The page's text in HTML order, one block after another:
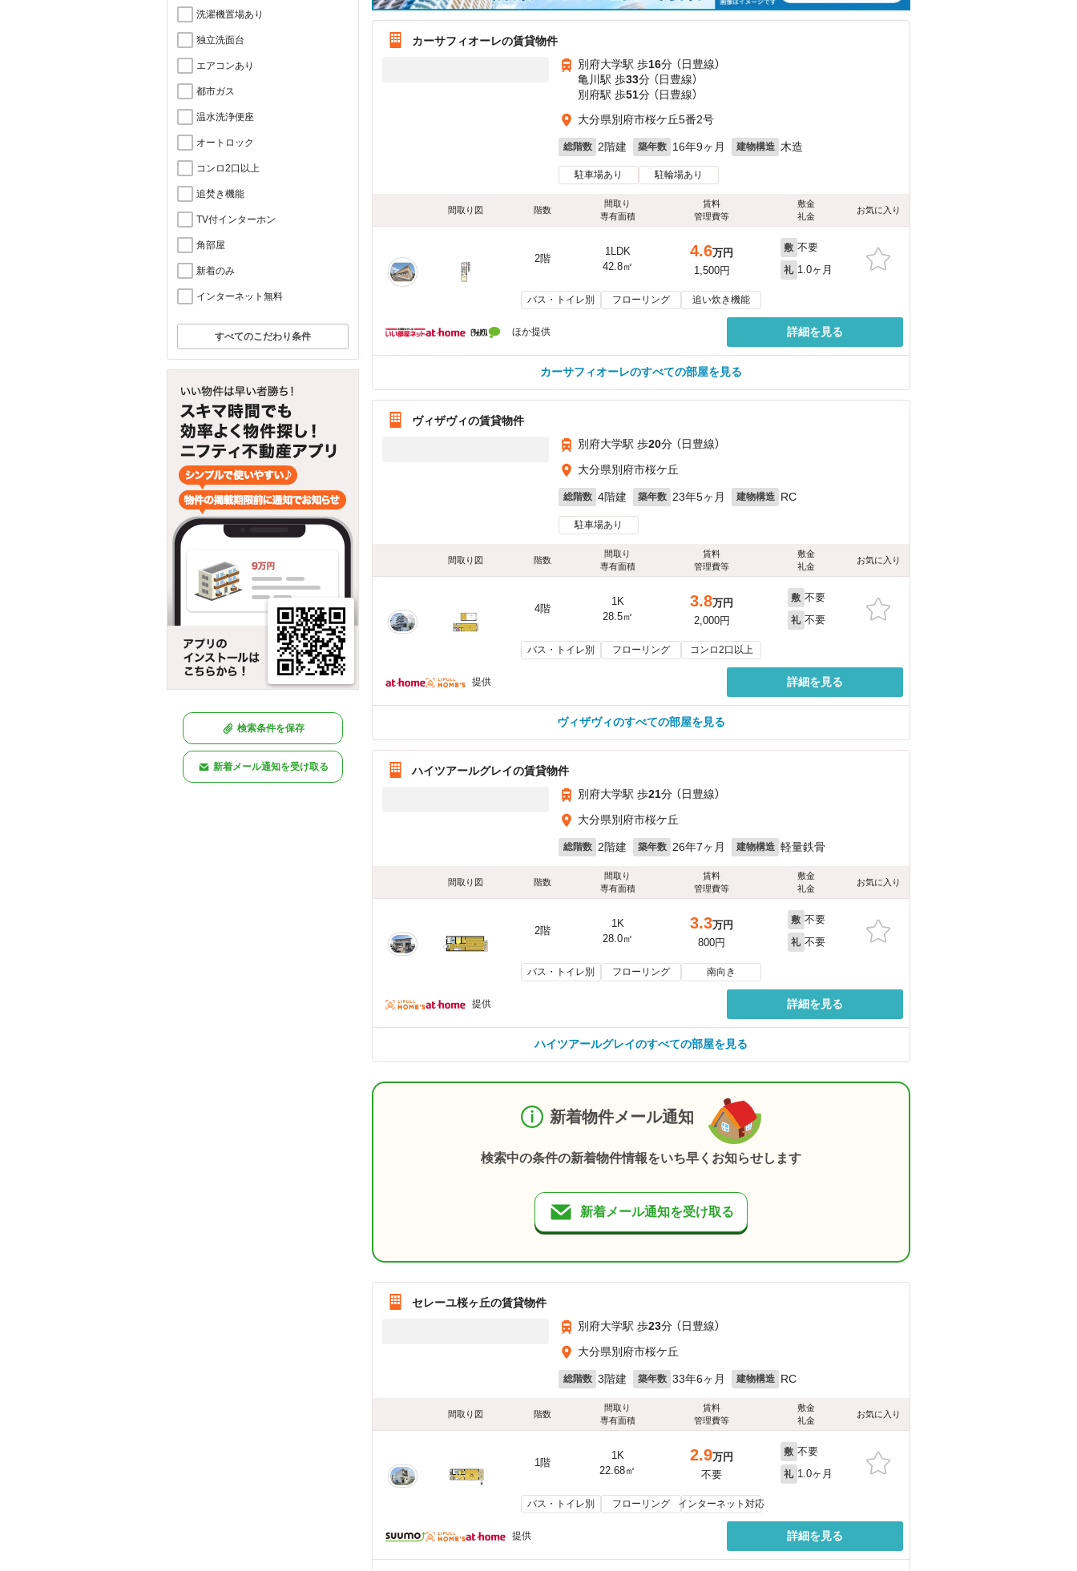
洗濯機置場あり
独立洗面台
エアコンあり
都市ガス
温水洗浄便座
オートロック
コンロ2口以上
追焚き機能
TV付インターホン
角部屋
新着のみ
インターネット無料
すべてのこだわり条件
検索条件を保存
新着メール通知を受け取る
カーサフィオーレの賃貸物件
別府大学駅 歩16分 （日豊線）
亀川駅 歩33分 （日豊線）
別府駅 歩51分 （日豊線）
大分県別府市桜ケ丘5番2号
総階数 2階建 築年数 16年9ヶ月 建物構造 木造
駐車場あり 駐輪場あり
間取り図 階数
間取り
専有面積
賃料
管理費等
敷金
礼金
お気に入り
2階
1LDK
42.8㎡
4.6万円
1,500円
敷 不要
礼 1.0ヶ月
バス・トイレ別 フローリング 追い炊き機能
ほか提供 詳細を見る
カーサフィオーレのすべての部屋を見る
ヴィザヴィの賃貸物件
別府大学駅 歩20分 （日豊線）
大分県別府市桜ケ丘
総階数 4階建 築年数 23年5ヶ月 建物構造 RC
駐車場あり
間取り図 階数
間取り
専有面積
賃料
管理費等
敷金
礼金
お気に入り
4階
1K
28.5㎡
3.8万円
2,000円
敷 不要
礼 不要
バス・トイレ別 フローリング コンロ2口以上
提供 詳細を見る
ヴィザヴィのすべての部屋を見る
ハイツアールグレイの賃貸物件
別府大学駅 歩21分 （日豊線）
大分県別府市桜ケ丘
総階数 2階建 築年数 26年7ヶ月 建物構造 軽量鉄骨
間取り図 階数
間取り
専有面積
賃料
管理費等
敷金
礼金
お気に入り
2階
1K
28.0㎡
3.3万円
800円
敷 不要
礼 不要
バス・トイレ別 フローリング 南向き
提供 詳細を見る
ハイツアールグレイのすべての部屋を見る
新着物件メール通知
検索中の条件の新着物件情報をいち早くお知らせします
新着メール通知を受け取る
セレーユ桜ヶ丘の賃貸物件
別府大学駅 歩23分 （日豊線）
大分県別府市桜ケ丘
総階数 3階建 築年数 33年6ヶ月 建物構造 RC
間取り図 階数
間取り
専有面積
賃料
管理費等
敷金
礼金
お気に入り
1階
1K
22.68㎡
2.9万円
不要
敷 不要
礼 1.0ヶ月
バス・トイレ別 フローリング インターネット対応
提供 詳細を見る